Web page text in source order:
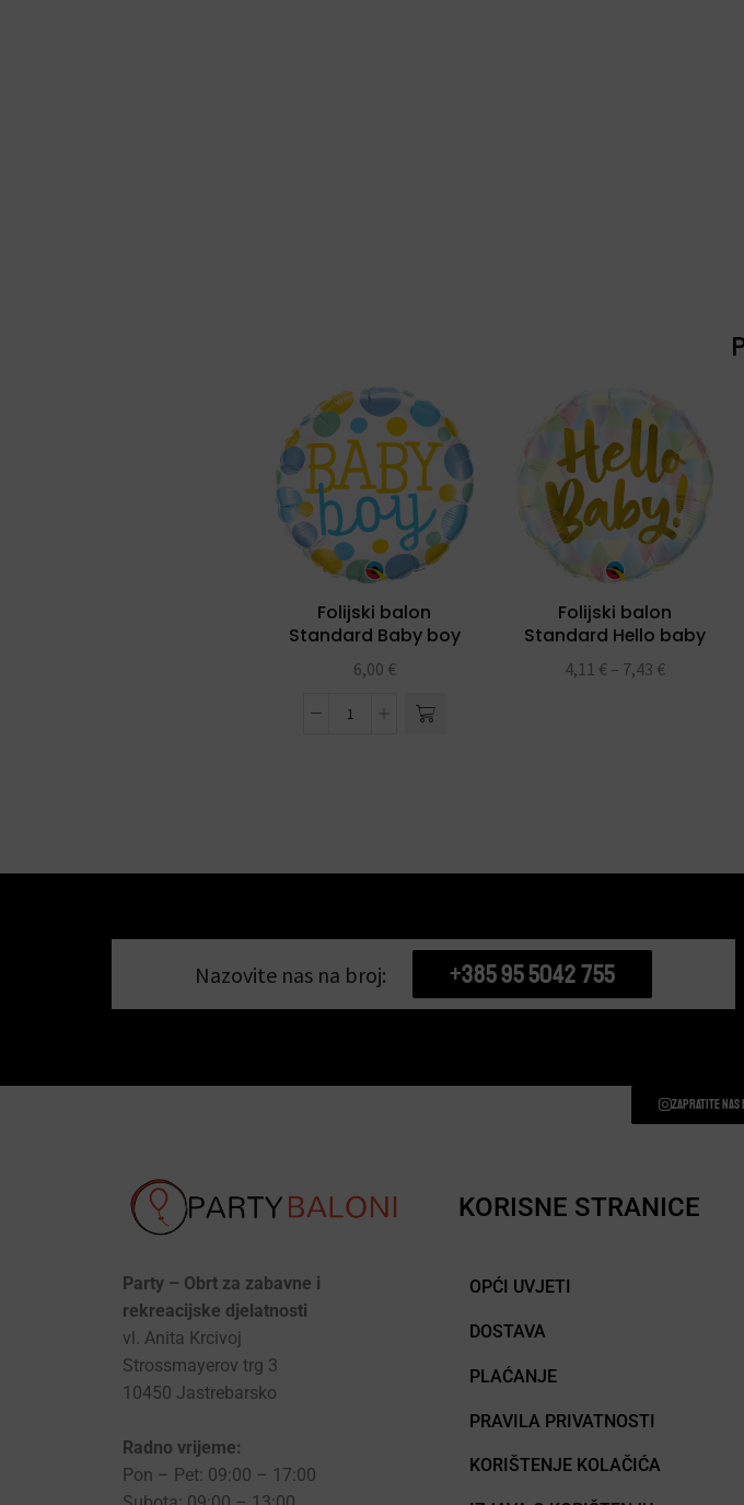
Folijski balon
Standard Baby boy
dots 18″
6,00 €
Folijski balon
Standard Hello baby
18″
4,11 € – 7,43 €
Nazovite nas na broj: +385 95 5042 755
Zapratite nas
Party – Obrt za zabavne i
rekreacijske djelatnosti
vl. Anita Krcivoj
Strossmayerov trg 3
10450 Jastrebarsko
Radno vrijeme:
Pon – Pet: 09:00 – 17:00
KORISNE STRANICE
OPĆI UVJETI
DOSTAVA
PLAĆANJE
PRAVILA PRIVATNOSTI
KORIŠTENJE KOLAČIĆA